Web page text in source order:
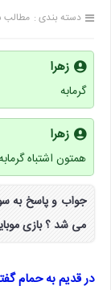
دسته بندی :
زهرا
گرمابه
زهرا
همتون اشتباه
جواب و پاسخ به
می شد ؟ بازی
در قدیم به حمام